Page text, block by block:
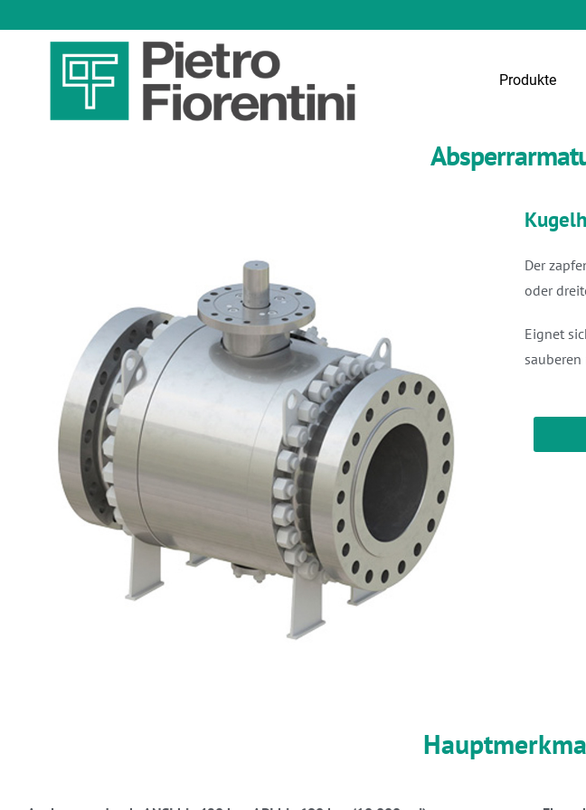
Produkte
Der
oder
Eignet
sauberen